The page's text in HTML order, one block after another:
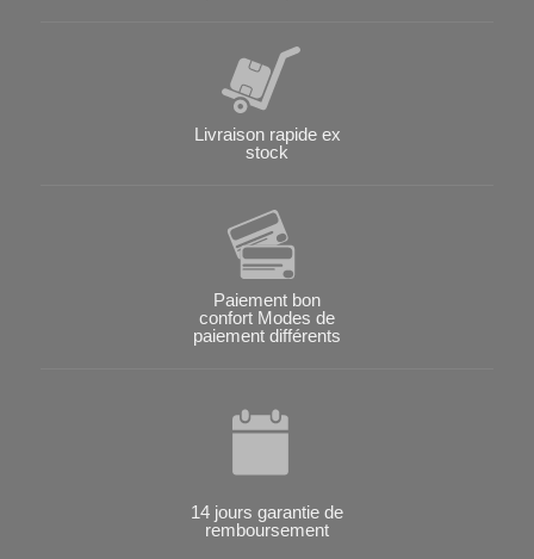
Livraison rapide ex
stock
Paiement bon
confort Modes de
paiement différents
14 jours garantie de
remboursement